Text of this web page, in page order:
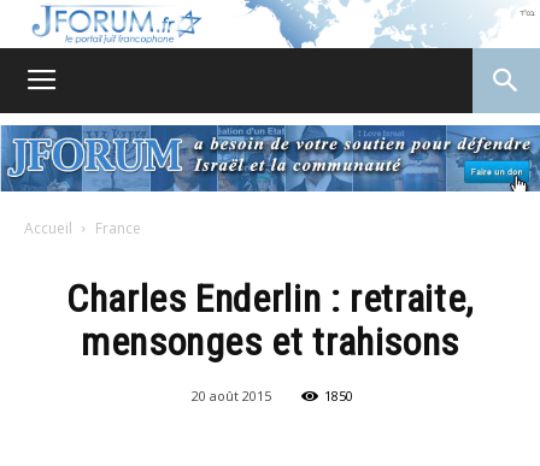
Accueil France
Charles Enderlin : retraite,
mensonges et trahisons
20 août 2015 1850